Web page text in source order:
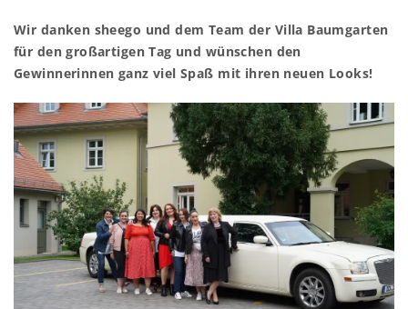
Wir danken sheego und dem Team der Villa Baumgarten
für den großartigen Tag und wünschen den
Gewinnerinnen ganz viel Spaß mit ihren neuen Looks!